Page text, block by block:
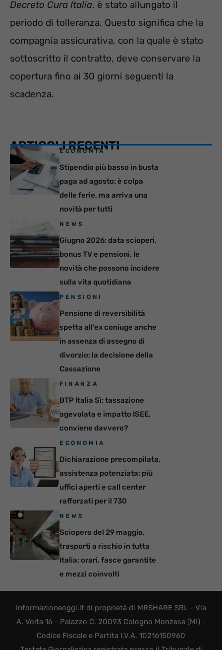
Decreto Cura Italia, è stato allungato il
periodo di tolleranza. Questo significa che la
compagnia assicurativa, con la quale è stato
sottoscritto il contratto, deve conservare la
copertura fino ai 30 giorni seguenti la
scadenza.
ARTICOLI RECENTI
ECONOMIA
Stipendio più basso in busta
paga ad agosto: è colpa
delle ferie, ma arriva una
novità per tutti
NEWS
Giugno 2026: data scioperi,
bonus TV e pensioni, le
novità che possono incidere
sulla vita quotidiana
PENSIONI
Pensione di reversibilità
spetta all’ex coniuge anche
in assenza di assegno di
divorzio: la decisione della
Cassazione
FINANZA
BTP Italia Sì: tassazione
agevolata e impatto ISEE,
conviene davvero?
ECONOMIA
Dichiarazione precompilata,
assistenza potenziata: più
uffici aperti e call center
rafforzati per il 730
NEWS
Sciopero del 29 maggio,
trasporti a rischio in tutta
Italia: orari, fasce garantite
e mezzi coinvolti
Informazioneoggi.it di proprietà di MRSHARE SRL - Via
A. Volta 16 - Palazzo C, 20093 Cologno Monzese (MI) -
Codice Fiscale e Partita I.V.A. 10216150960